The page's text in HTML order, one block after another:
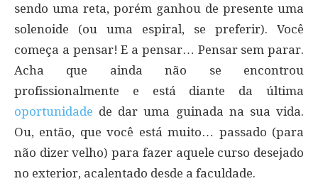
sendo uma reta, porém ganhou de presente uma
solenoide (ou uma espiral, se preferir). Você
começa a pensar! E a pensar… Pensar sem parar.
Acha que ainda não se encontrou
profissionalmente e está diante da última
oportunidade de dar uma guinada na sua vida.
Ou, então, que você está muito… passado (para
não dizer velho) para fazer aquele curso desejado
no exterior, acalentado desde a faculdade.